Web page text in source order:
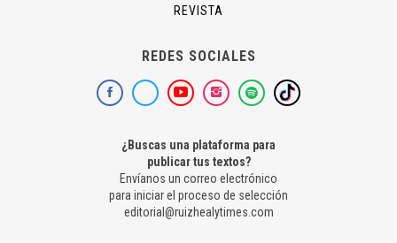
REVISTA
REDES SOCIALES
¿Buscas una plataforma para
publicar tus textos?
Envíanos un correo electrónico
para iniciar el proceso de selección
editorial@ruizhealytimes.com